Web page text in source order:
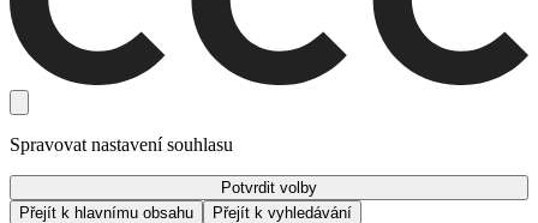
Spravovat nastavení souhlasu
Potvrdit volby
Přejít k hlavnímu obsahu
Přejít k vyhledávání